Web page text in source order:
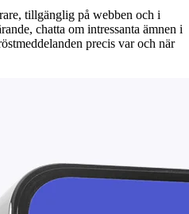
tillgänglig på webben och i
chatta om intressanta ämnen i
precis var och när